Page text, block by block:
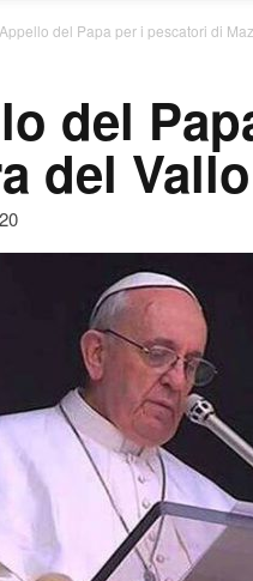
Appello del Papa per i pescatori di
del
del